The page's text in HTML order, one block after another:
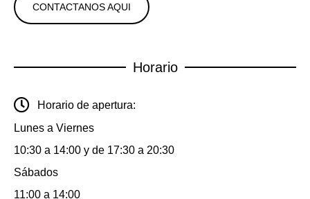
CONTACTANOS AQUI
Horario
Horario de apertura:
Lunes a Viernes
10:30 a 14:00 y de 17:30 a 20:30
Sábados
11:00 a 14:00